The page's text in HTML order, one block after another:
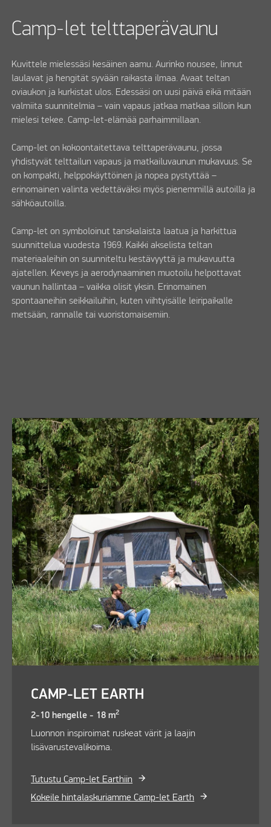
Camp-let telttaperävaunu
Kuvittele mielessäsi kesäinen aamu. Aurinko nousee, linnut
laulavat ja hengität syvään raikasta ilmaa. Avaat teltan
oviaukon ja kurkistat ulos. Edessäsi on uusi päivä eikä mitään
valmiita suunnitelmia – vain vapaus jatkaa matkaa silloin kun
mielesi tekee. Camp-let-elämää parhaimmillaan.
Camp-let on kokoontaitettava telttaperävaunu, jossa
yhdistyvät telttailun vapaus ja matkailuvaunun mukavuus. Se
on kompakti, helppokäyttöinen ja nopea pystyttää –
erinomainen valinta vedettäväksi myös pienemmillä autoilla ja
sähköautoilla.
Camp-let on symboloinut tanskalaista laatua ja harkittua
suunnittelua vuodesta 1969. Kaikki akselista teltan
materiaaleihin on suunniteltu kestävyyttä ja mukavuutta
ajatellen. Keveys ja aerodynaaminen muotoilu helpottavat
vaunun hallintaa – vaikka olisit yksin. Erinomainen
spontaaneihin seikkailuihin, kuten viihtyisälle leiripaikalle
metsään, rannalle tai vuoristomaisemiin.
CAMP-LET EARTH
2-10 hengelle - 18 m2
Luonnon inspiroimat ruskeat värit ja laajin
lisävarustevalikoima.
Tutustu Camp-let Earthiin
Kokeile hintalaskuriamme Camp-let Earth